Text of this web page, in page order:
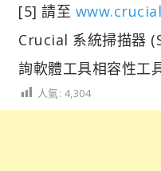
[5] 請至
Crucial 系統掃描器
詢軟體工具相容性工
人氣: 4,304